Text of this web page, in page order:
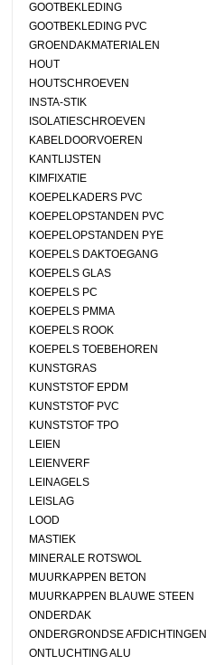
GOOTBEKLEDING
GOOTBEKLEDING PVC
GROENDAKMATERIALEN
HOUT
HOUTSCHROEVEN
INSTA-STIK
ISOLATIESCHROEVEN
KABELDOORVOEREN
KANTLIJSTEN
KIMFIXATIE
KOEPELKADERS PVC
KOEPELOPSTANDEN PVC
KOEPELOPSTANDEN PYE
KOEPELS DAKTOEGANG
KOEPELS GLAS
KOEPELS PC
KOEPELS PMMA
KOEPELS ROOK
KOEPELS TOEBEHOREN
KUNSTGRAS
KUNSTSTOF EPDM
KUNSTSTOF PVC
KUNSTSTOF TPO
LEIEN
LEIENVERF
LEINAGELS
LEISLAG
LOOD
MASTIEK
MINERALE ROTSWOL
MUURKAPPEN BETON
MUURKAPPEN BLAUWE STEEN
ONDERDAK
ONDERGRONDSE AFDICHTINGEN
ONTLUCHTING ALU